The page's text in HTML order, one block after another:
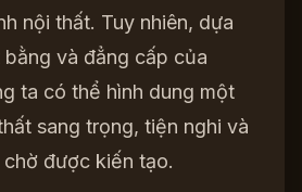
nội thất. Tuy nhiên, dựa
và đẳng cấp của
ta có thể hình dung một
sang trọng, tiện nghi và
được kiến tạo.